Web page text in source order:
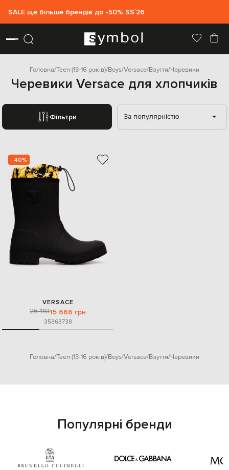
SALE ще більше брендів до -50% SS`26
Головна Teen (13-16 років) Boys Versace Взуття Черевики
Черевики Versace для хлопчиків
Фільтри За популярністю
- 40%
VERSACE
26 11015 666 грн
35363738
Головна Teen (13-16 років) Boys Versace Взуття Черевики
Популярні бренди